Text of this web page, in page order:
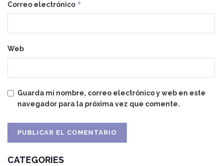
Correo electrónico *
Web
Guarda mi nombre, correo electrónico y web en este
navegador para la próxima vez que comente.
CATEGORIES